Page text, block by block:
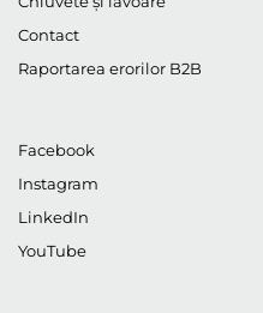
Contact
Raportarea erorilor B2B
Facebook
Instagram
LinkedIn
YouTube